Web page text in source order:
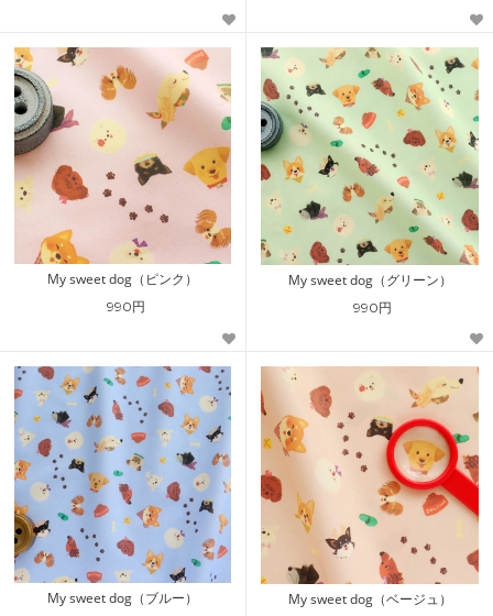
My sweet dog（ピンク）
990円
My sweet dog（グリーン）
990円
My sweet dog（ブルー） My sweet dog（ベージュ）